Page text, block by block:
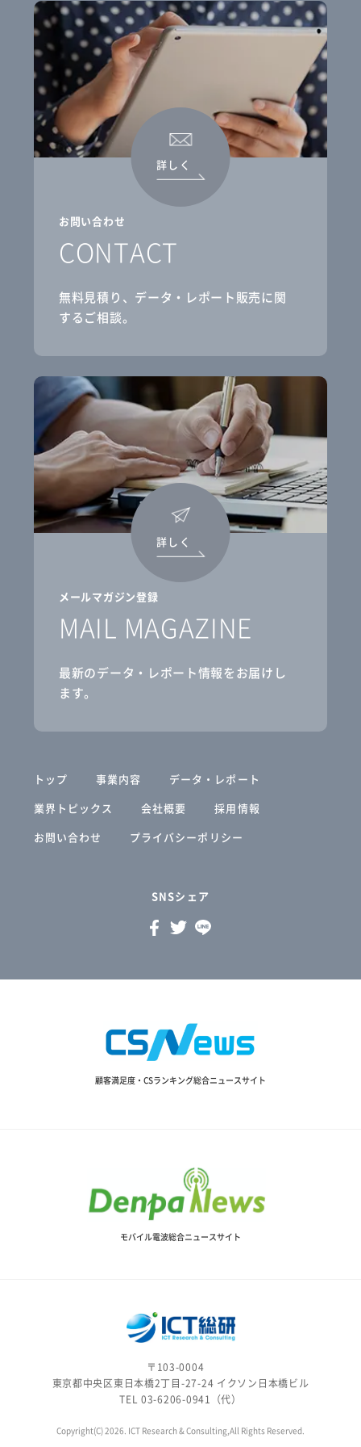
お問い合わせ
CONTACT
無料見積り、データ・レポート販売に関
するご相談。
詳しく
メールマガジン登録
MAIL MAGAZINE
最新のデータ・レポート情報をお届けし
ます。
詳しく
トップ 事業内容
データ・レポート
業界トピックス
会社概要
採用情報
お問い合わせ
プライバシーポリシー
SNSシェア
顧客満足度・CSランキング総合ニュースサイト
モバイル電波総合ニュースサイト
〒103-0004
東京都中央区東日本橋2丁目-27-24 イクソン日本橋ビル
TEL 03-6206-0941（代）
Copyright(C) 2026. ICT Research & Consulting,All Rights Reserved.